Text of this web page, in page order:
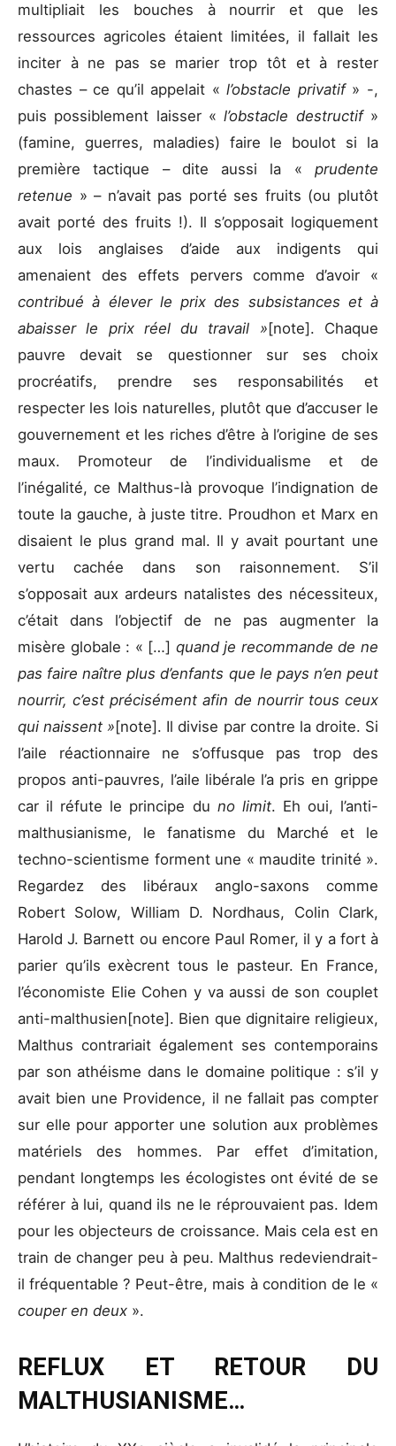
multipliait les bouches à nourrir et que les
ressources agricoles étaient limitées, il fallait les
inciter à ne pas se marier trop tôt et à rester
chastes – ce qu’il appelait «l’obstacle privatif » -,
puis possiblement laisser «l’obstacle destructif »
(famine, guerres, maladies) faire le boulot si la
première tactique – dite aussi la « prudente
retenue » – n’avait pas porté ses fruits (ou plutôt
avait porté des fruits !). Il s’opposait logiquement
aux lois anglaises d’aide aux indigents qui
amenaient des effets pervers comme d’avoir «
contribué à élever le prix des subsistances et à
abaisser le prix réel du travail »[note]. Chaque
pauvre devait se questionner sur ses choix
procréatifs, prendre ses responsabilités et
respecter les lois naturelles, plutôt que d’accuser le
gouvernement et les riches d’être à l’origine de ses
maux. Promoteur de l’individualisme et de
l’inégalité, ce Malthus-là provoque l’indignation de
toute la gauche, à juste titre. Proudhon et Marx en
disaient le plus grand mal. Il y avait pourtant une
vertu cachée dans son raisonnement. S’il
s’opposait aux ardeurs natalistes des nécessiteux,
c’était dans l’objectif de ne pas augmenter la
misère globale : « […] quand je recommande de ne
pas faire naître plus d’enfants que le pays n’en peut
nourrir, c’est précisément afin de nourrir tous ceux
qui naissent »[note]. Il divise par contre la droite. Si
l’aile réactionnaire ne s’offusque pas trop des
propos anti-pauvres, l’aile libérale l’a pris en grippe
car il réfute le principe du no limit. Eh oui, l’anti-
malthusianisme, le fanatisme du Marché et le
techno-scientisme forment une « maudite trinité ».
Regardez des libéraux anglo-saxons comme
Robert Solow, William D. Nordhaus, Colin Clark,
Harold J. Barnett ou encore Paul Romer, il y a fort à
parier qu’ils exècrent tous le pasteur. En France,
l’économiste Elie Cohen y va aussi de son couplet
anti-malthusien[note]. Bien que dignitaire religieux,
Malthus contrariait également ses contemporains
par son athéisme dans le domaine politique : s’il y
avait bien une Providence, il ne fallait pas compter
sur elle pour apporter une solution aux problèmes
matériels des hommes. Par effet d’imitation,
pendant longtemps les écologistes ont évité de se
référer à lui, quand ils ne le réprouvaient pas. Idem
pour les objecteurs de croissance. Mais cela est en
train de changer peu à peu. Malthus redeviendrait-
il fréquentable ? Peut-être, mais à condition de le «
couper en deux ».
REFLUX ET RETOUR DU
MALTHUSIANISME…